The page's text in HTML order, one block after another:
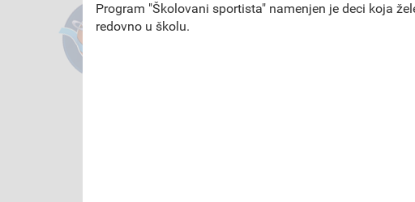
Program "Školovani sportista" namenjen je deci koja
redovno u školu.